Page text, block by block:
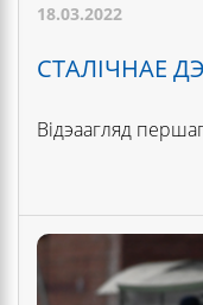
18.03.2022
СТАЛІЧНАЕ
Відэаагляд